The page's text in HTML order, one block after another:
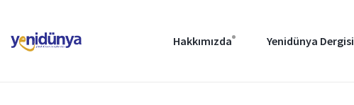
Hakkımızda Yenidünya Dergisi